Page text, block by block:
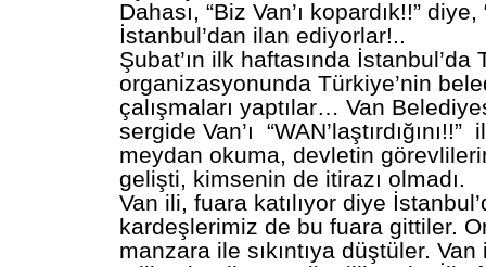
Dahası, “Biz Van’ı kopardık!!” diye,
İstanbul’dan ilan ediyorlar!..
Şubat’ın ilk haftasında İstanbul’da
organizasyonunda Türkiye’nin
çalışmaları yaptılar… Van
sergide Van’ı
meydan okuma, devletin
gelişti, kimsenin de itirazı olmadı.
Van ili, fuara katılıyor diye
kardeşlerimiz de bu fuara gittiler.
manzara ile sıkıntıya düştüler.